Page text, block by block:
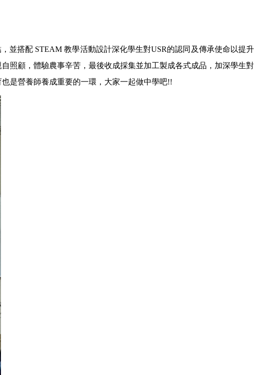
並搭配 STEAM教學活動設計深化學生對USR的認同及傳承使命以提升
照顧，體驗農事辛苦，最後收成採集並加工製成各式成品，加深學生對
是營養師養成重要的一環，大家一起做中學吧!!